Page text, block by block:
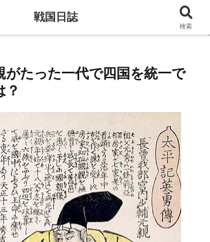
兄弟のキャスト相関図はこちら
がたった一代で四国を統一で
？
戦国日誌
検索